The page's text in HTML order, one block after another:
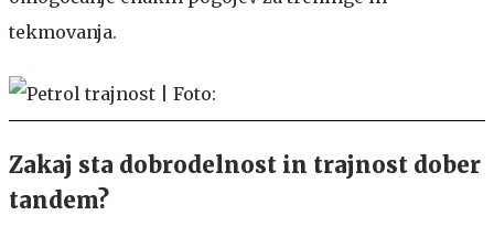
tekmovanja.
Zakaj sta dobrodelnost in trajnost dober
tandem?